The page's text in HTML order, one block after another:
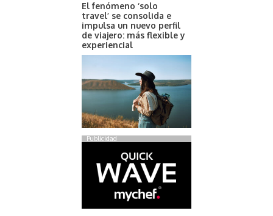
El fenómeno ‘solo
travel’ se consolida e
impulsa un nuevo perfil
de viajero: más flexible y
experiencial
Publicidad